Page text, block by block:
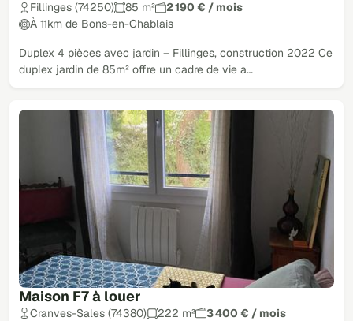
Fillinges (74250) 85 m²
2 190 € / mois
À 11km de Bons-en-Chablais
Duplex 4 pièces avec jardin – Fillinges, construction 2022 Ce
duplex jardin de 85m² offre un cadre de vie a…
Maison F7 à louer
Cranves-Sales (74380) 222 m²
3 400 € / mois